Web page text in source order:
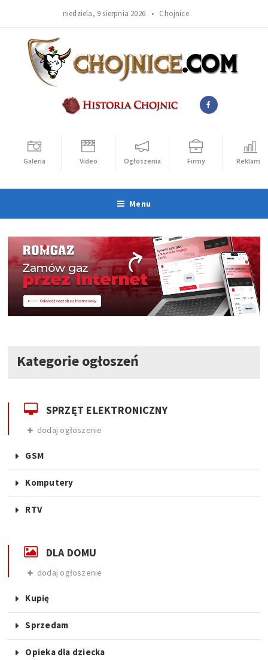
niedziela, 9 sierpnia 2026 • Chojnice
Galeria Video Ogłoszenia Firmy Reklama
Menu
Kategorie ogłoszeń
SPRZĘT ELEKTRONICZNY
dodaj ogłoszenie
GSM
Komputery
RTV
DLA DOMU
dodaj ogłoszenie
Kupię
Sprzedam
Opieka dla dziecka